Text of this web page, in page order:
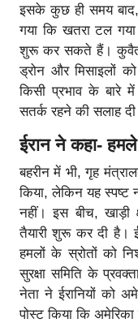
इसके कुछ ही समय
गया कि खतरा टल गया
शुरू कर सकते हैं। कुवैत
ड्रोन और मिसाइलों
किसी प्रभाव के बारे में
सतर्क रहने की सलाह
ईरान ने कहा-
बहरीन में भी, गृह
किया, लेकिन यह स्पष्ट
नहीं। इस बीच, खाड़ी
तैयारी शुरू कर दी है।
हमलों के स्रोतों को
सुरक्षा समिति के
नेता ने ईरानियों को
पोस्ट किया कि